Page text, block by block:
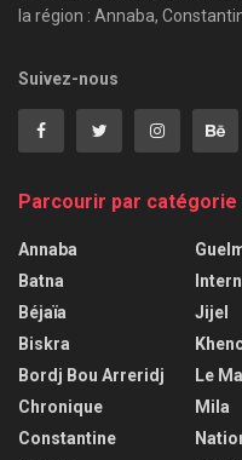
la région : Annaba,
Suivez-nous
Parcourir par catégorie
Annaba
Batna
Béjaïa
Biskra
Bordj Bou Arreridj
Chronique
Constantine
Jijel
Le
Mila